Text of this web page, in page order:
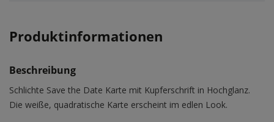
Produktinformationen
Beschreibung
Schlichte Save the Date Karte mit Kupferschrift in Hochglanz.
Die weiße, quadratische Karte erscheint im edlen Look.